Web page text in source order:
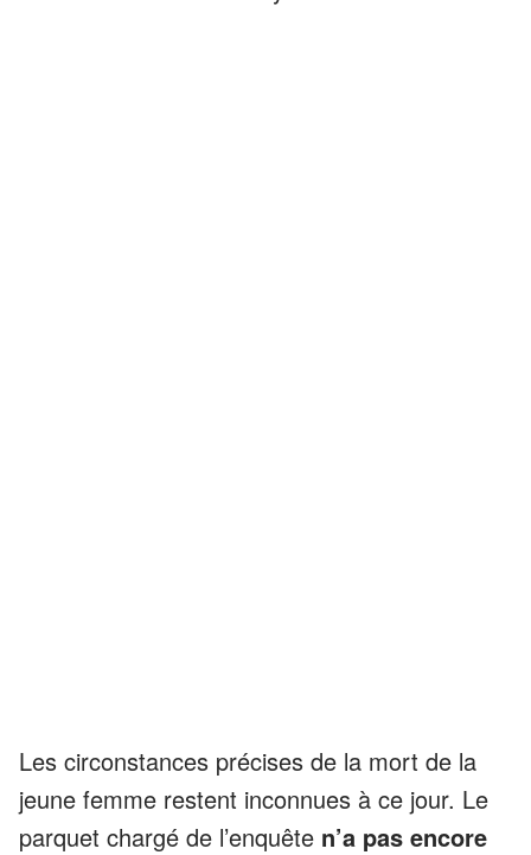
Les circonstances précises de la mort de la
jeune femme restent inconnues à ce jour. Le
parquet chargé de l’enquête n’a pas encore